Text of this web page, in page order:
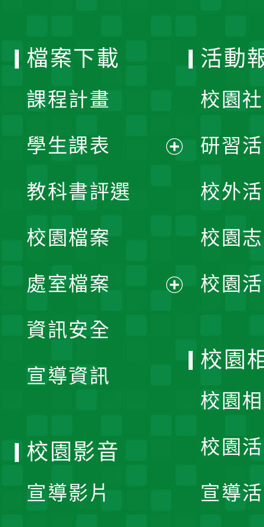
檔案下載
課程計畫
學生課表
單
教科書評選
校園檔案
處室檔案
資訊安全
宣導資訊
活動
校園
研習
校外
校園
校園
校園
校園
校園
宣導
校園影音
宣導影片